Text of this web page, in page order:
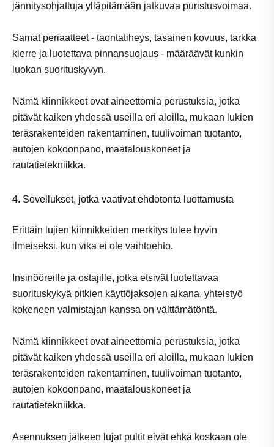
jännitysohjattuja ylläpitämään jatkuvaa puristusvoimaa.
Samat periaatteet - taontatiheys, tasainen kovuus, tarkka
kierre ja luotettava pinnansuojaus - määräävät kunkin
luokan suorituskyvyn.
Nämä kiinnikkeet ovat aineettomia perustuksia, jotka
pitävät kaiken yhdessä useilla eri aloilla, mukaan lukien
teräsrakenteiden rakentaminen, tuulivoiman tuotanto,
autojen kokoonpano, maatalouskoneet ja
rautatietekniikka.
4. Sovellukset, jotka vaativat ehdotonta luottamusta
Erittäin lujien kiinnikkeiden merkitys tulee hyvin
ilmeiseksi, kun vika ei ole vaihtoehto.
Insinööreille ja ostajille, jotka etsivät luotettavaa
suorituskykyä pitkien käyttöjaksojen aikana, yhteistyö
kokeneen valmistajan kanssa on välttämätöntä.
Nämä kiinnikkeet ovat aineettomia perustuksia, jotka
pitävät kaiken yhdessä useilla eri aloilla, mukaan lukien
teräsrakenteiden rakentaminen, tuulivoiman tuotanto,
autojen kokoonpano, maatalouskoneet ja
rautatietekniikka.
Asennuksen jälkeen lujat pultit eivät ehkä koskaan ole